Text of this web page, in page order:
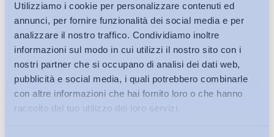
Utilizziamo i cookie per personalizzare contenuti ed
annunci, per fornire funzionalità dei social media e per
analizzare il nostro traffico. Condividiamo inoltre
informazioni sul modo in cui utilizzi il nostro sito con i
nostri partner che si occupano di analisi dei dati web,
pubblicità e social media, i quali potrebbero combinarle
con altre informazioni che hai fornito loro o che hanno
raccolto dal tuo utilizzo dei loro servizi.